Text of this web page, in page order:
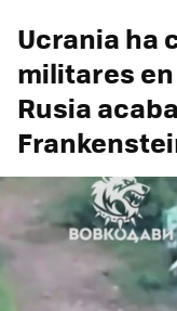
Ucrania ha
militares
Rusia